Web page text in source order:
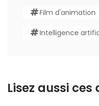
Film d'animation
Intelligence
Lisez aussi